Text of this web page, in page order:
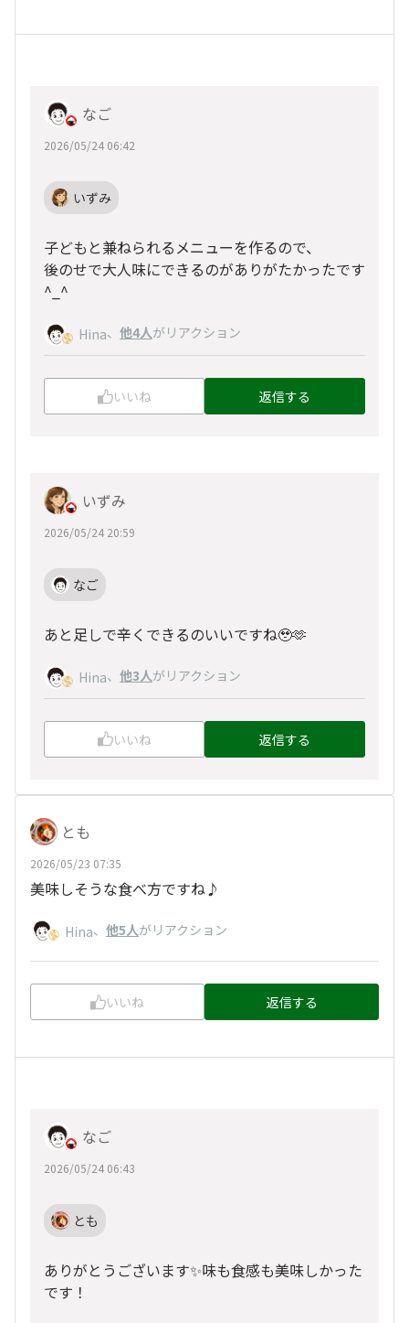
なご
2026/05/24 06:42
いずみ
子どもと兼ねられるメニューを作るので、
後のせで大人味にできるのがありがたかったです
^_^
Hina、 他4人がリアクション
いいね 返信する
いずみ
2026/05/24 20:59
なご
あと足しで辛くできるのいいですね🥹🫶
Hina、 他3人がリアクション
いいね 返信する
とも
2026/05/23 07:35
美味しそうな食べ方ですね♪
Hina、 他5人がリアクション
いいね 返信する
なご
2026/05/24 06:43
とも
ありがとうございます✨味も食感も美味しかった
です！